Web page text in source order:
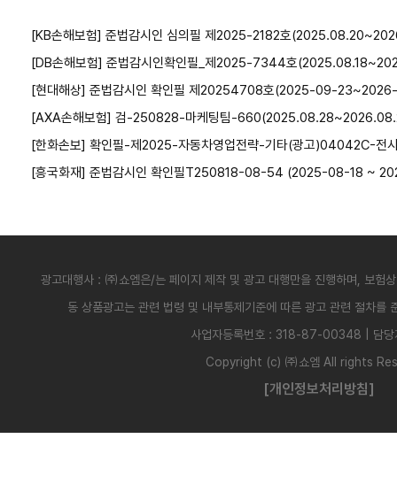
[KB손해보험] 준법감시인 심의필 제2025-2182호
[DB손해보험] 준법감시인확인필_제2025-7344호
[현대해상] 준법감시인 확인필 제20254708호(2025-09-
[AXA손해보험] 검-250828-마케팅팀-
[한화손보] 확인필-제2025-자동차영업전략-기타(광고)04042C-
[흥국화재] 준법감시인 확인필T250818-08-54 (2025-08-18 ~
광고대행사 : ㈜쇼엠은/는 페이지 제작 및 광고 대행만을 진행하며, 보험
동 상품광고는 관련 법령 및 내부통제기준에 따른 광고 관련 절차를
사업자등록번호 : 318-87-00348 | 담당
Copyright (c) ㈜쇼엠 All rights
[개인정보처리방침]